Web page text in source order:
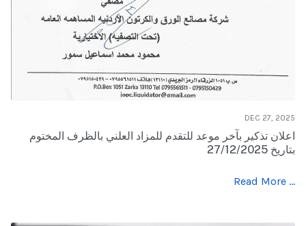
DEC 27, 2025
اعلان تذكير بآخر موعد للتقدم للمزاد العلني بالظرف المختوم
بتاريخ 27/12/2025
Read More …